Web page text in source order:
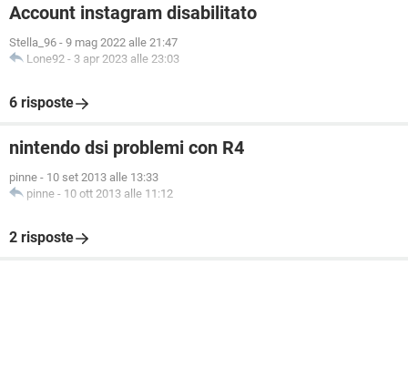
Account instagram disabilitato
Stella_96 - 9 mag 2022 alle 21:47
Lone92 - 3 apr 2023 alle 23:03
6 risposte
nintendo dsi problemi con R4
pinne - 10 set 2013 alle 13:33
pinne - 10 ott 2013 alle 11:12
2 risposte